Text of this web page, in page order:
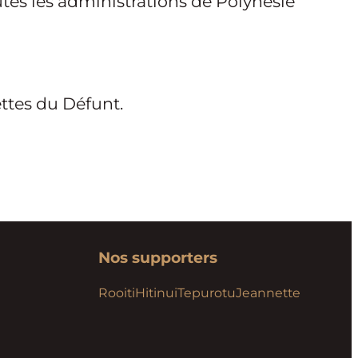
du Défunt.
Nos supporters
RooitiHitinuiTepurotuJeannette